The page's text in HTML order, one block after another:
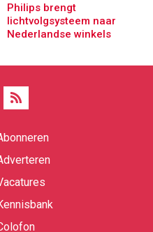
Philips brengt
lichtvolgsysteem naar
Nederlandse winkels